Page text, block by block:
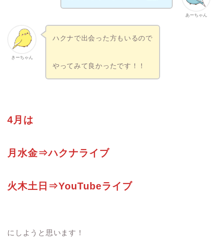
あーちゃん
きーちゃん
ハクナで出会った方もいるので
やってみて良かったです！！
4月は
月水金⇒ハクナライブ
火木土日⇒YouTubeライブ
にしようと思います！